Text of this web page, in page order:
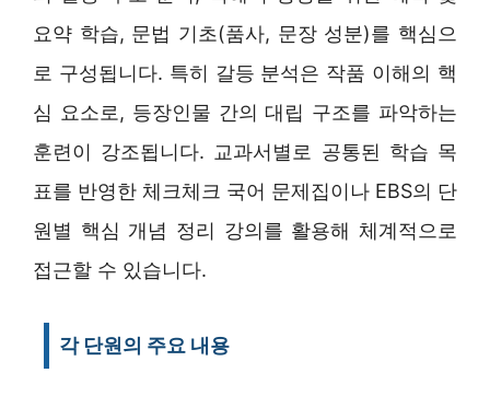
요약 학습, 문법 기초(품사, 문장 성분)를 핵심으
로 구성됩니다. 특히 갈등 분석은 작품 이해의 핵
심 요소로, 등장인물 간의 대립 구조를 파악하는
훈련이 강조됩니다. 교과서별로 공통된 학습 목
표를 반영한 체크체크 국어 문제집이나 EBS의 단
원별 핵심 개념 정리 강의를 활용해 체계적으로
접근할 수 있습니다.
각 단원의 주요 내용